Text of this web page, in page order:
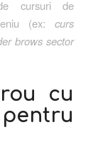
cursuri de
(ex:curs
brows sector
cu